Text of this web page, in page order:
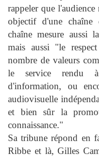
rappeler que
objectif d'une
chaîne mesure aussi
mais aussi "le
nombre de valeurs
le service rendu à
d'information, ou
audiovisuelle
et bien sûr la
connaissance."
Sa tribune répond en
Ribbe et là, Gilles